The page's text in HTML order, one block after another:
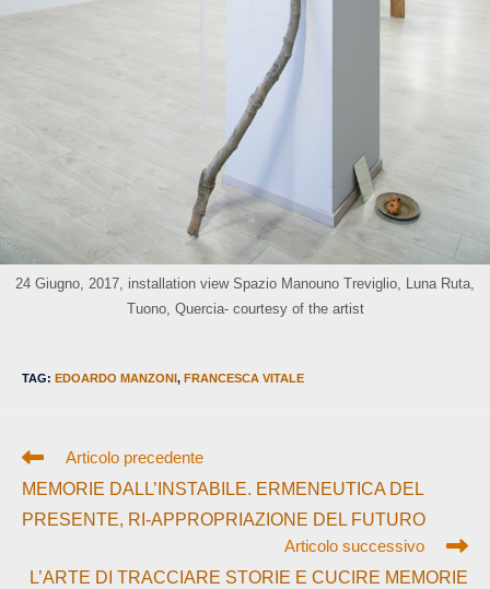
24 Giugno, 2017, installation view Spazio Manouno Treviglio, Luna Ruta,
Tuono, Quercia- courtesy of the artist
TAG: EDOARDO MANZONI, FRANCESCA VITALE
Leggi
altri
Articolo precedente
MEMORIE DALL’INSTABILE. ERMENEUTICA DEL
PRESENTE, RI-APPROPRIAZIONE DEL FUTURO
Articolo successivo
L’ARTE DI TRACCIARE STORIE E CUCIRE MEMORIE